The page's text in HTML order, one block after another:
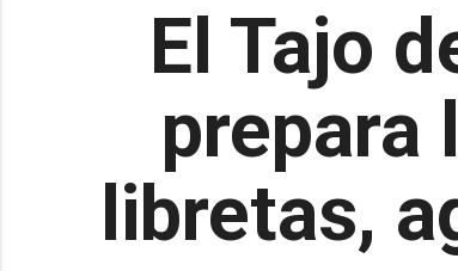
El Tajo
prepara
libretas,